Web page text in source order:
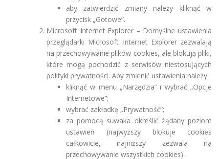
aby zatwierdzić zmiany należy kliknąć w
przycisk „Gotowe”.
Microsoft Internet Explorer – Domyślne ustawienia
przeglądarki Microsoft Internet Explorer zezwalają
na przechowywanie plików cookies, ale blokują pliki,
które mogą pochodzić z serwisów niestosujących
polityki prywatności. Aby zmienić ustawienia należy:
kliknąć w menu „Narzędzia” i wybrać „Opcje
Internetowe”;
wybrać zakładkę „Prywatność”;
za pomocą suwaka określić żądany poziom
ustawień (najwyższy blokuje cookies
całkowicie, najniższy zezwala na
przechowywanie wszystkich cookies).